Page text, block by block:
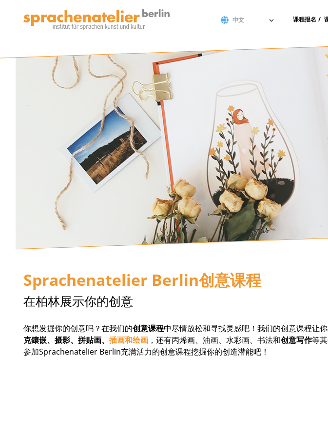
课程报名
Sprachenatelier Berlin创意课程
在柏林展示你的创意
你想发掘你的创意吗？在我们的创意课程中尽情放松和寻找灵感吧！我们的创意课程让
克鑲嵌、摄影、拼贴画、 插画和绘画 ，还有丙烯画、油画、水彩画、书法和创意写作等
参加Sprachenatelier Berlin充满活力的创意课程挖掘你的创造潜能吧！